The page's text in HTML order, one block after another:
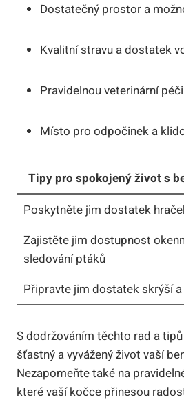
Dostatečný prostor a
Kvalitní stravu a dostatek
Pravidelnou veterinární
Místo pro odpočinek a
Tipy pro spokojený život s
Poskytněte jim dostatek
Zajistěte jim dostupnost
sledování ptáků
Připravte jim dostatek skrýší
S dodržováním těchto rad a
šťastný a vyvážený život vaší
Nezapomeňte také na
které vaší kočce přinesou